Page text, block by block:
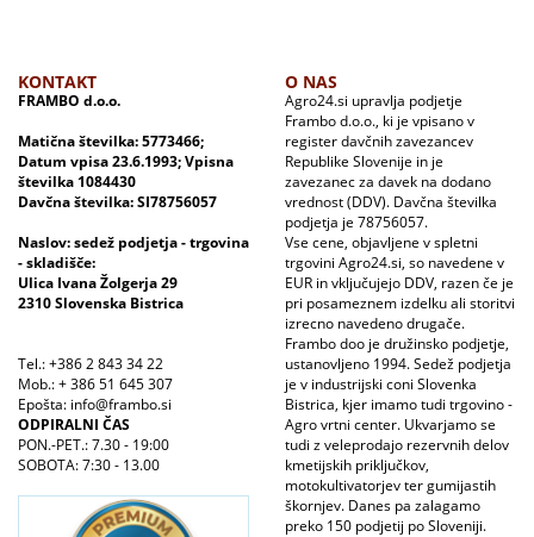
KONTAKT
FRAMBO d.o.o.
Matična številka: 5773466;
Datum vpisa 23.6.1993; Vpisna
številka 1084430
Davčna številka: SI78756057
Naslov: sedež podjetja - trgovina
- skladišče:
Ulica Ivana Žolgerja 29
2310 Slovenska Bistrica
Tel.: +386 2 843 34 22
Mob.: + 386 51 645 307
Epošta: info@frambo.si
ODPIRALNI ČAS
PON.-PET.: 7.30 - 19:00
SOBOTA: 7:30 - 13.00
O NAS
Agro24.si upravlja podjetje
Frambo d.o.o., ki je vpisano v
register davčnih zavezancev
Republike Slovenije in je
zavezanec za davek na dodano
vrednost (DDV). Davčna številka
podjetja je 78756057.
Vse cene, objavljene v spletni
trgovini Agro24.si, so navedene v
EUR in vključujejo DDV, razen če je
pri posameznem izdelku ali storitvi
izrecno navedeno drugače.
Frambo doo je družinsko podjetje,
ustanovljeno 1994. Sedež podjetja
je v industrijski coni Slovenka
Bistrica, kjer imamo tudi trgovino -
Agro vrtni center. Ukvarjamo se
tudi z veleprodajo rezervnih delov
kmetijskih priključkov,
motokultivatorjev ter gumijastih
škornjev. Danes pa zalagamo
preko 150 podjetij po Sloveniji.